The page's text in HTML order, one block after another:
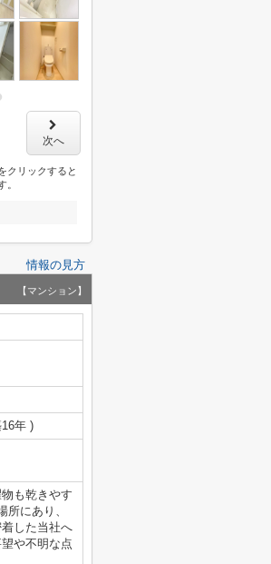
次へ
クリックすると
。
情報の見方
【マンション】
年 )
も乾きやす
にあり、
した当社へ
や不明な点